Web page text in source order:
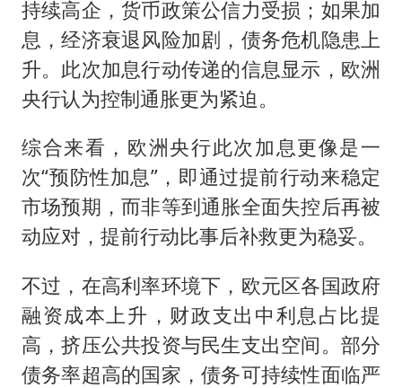
持续高企，货币政策公信力受损；如果加
息，经济衰退风险加剧，债务危机隐患上
升。此次加息行动传递的信息显示，欧洲
央行认为控制通胀更为紧迫。
综合来看，欧洲央行此次加息更像是一
次“预防性加息”，即通过提前行动来稳定
市场预期，而非等到通胀全面失控后再被
动应对，提前行动比事后补救更为稳妥。
不过，在高利率环境下，欧元区各国政府
融资成本上升，财政支出中利息占比提
高，挤压公共投资与民生支出空间。部分
债务率超高的国家，债务可持续性面临严